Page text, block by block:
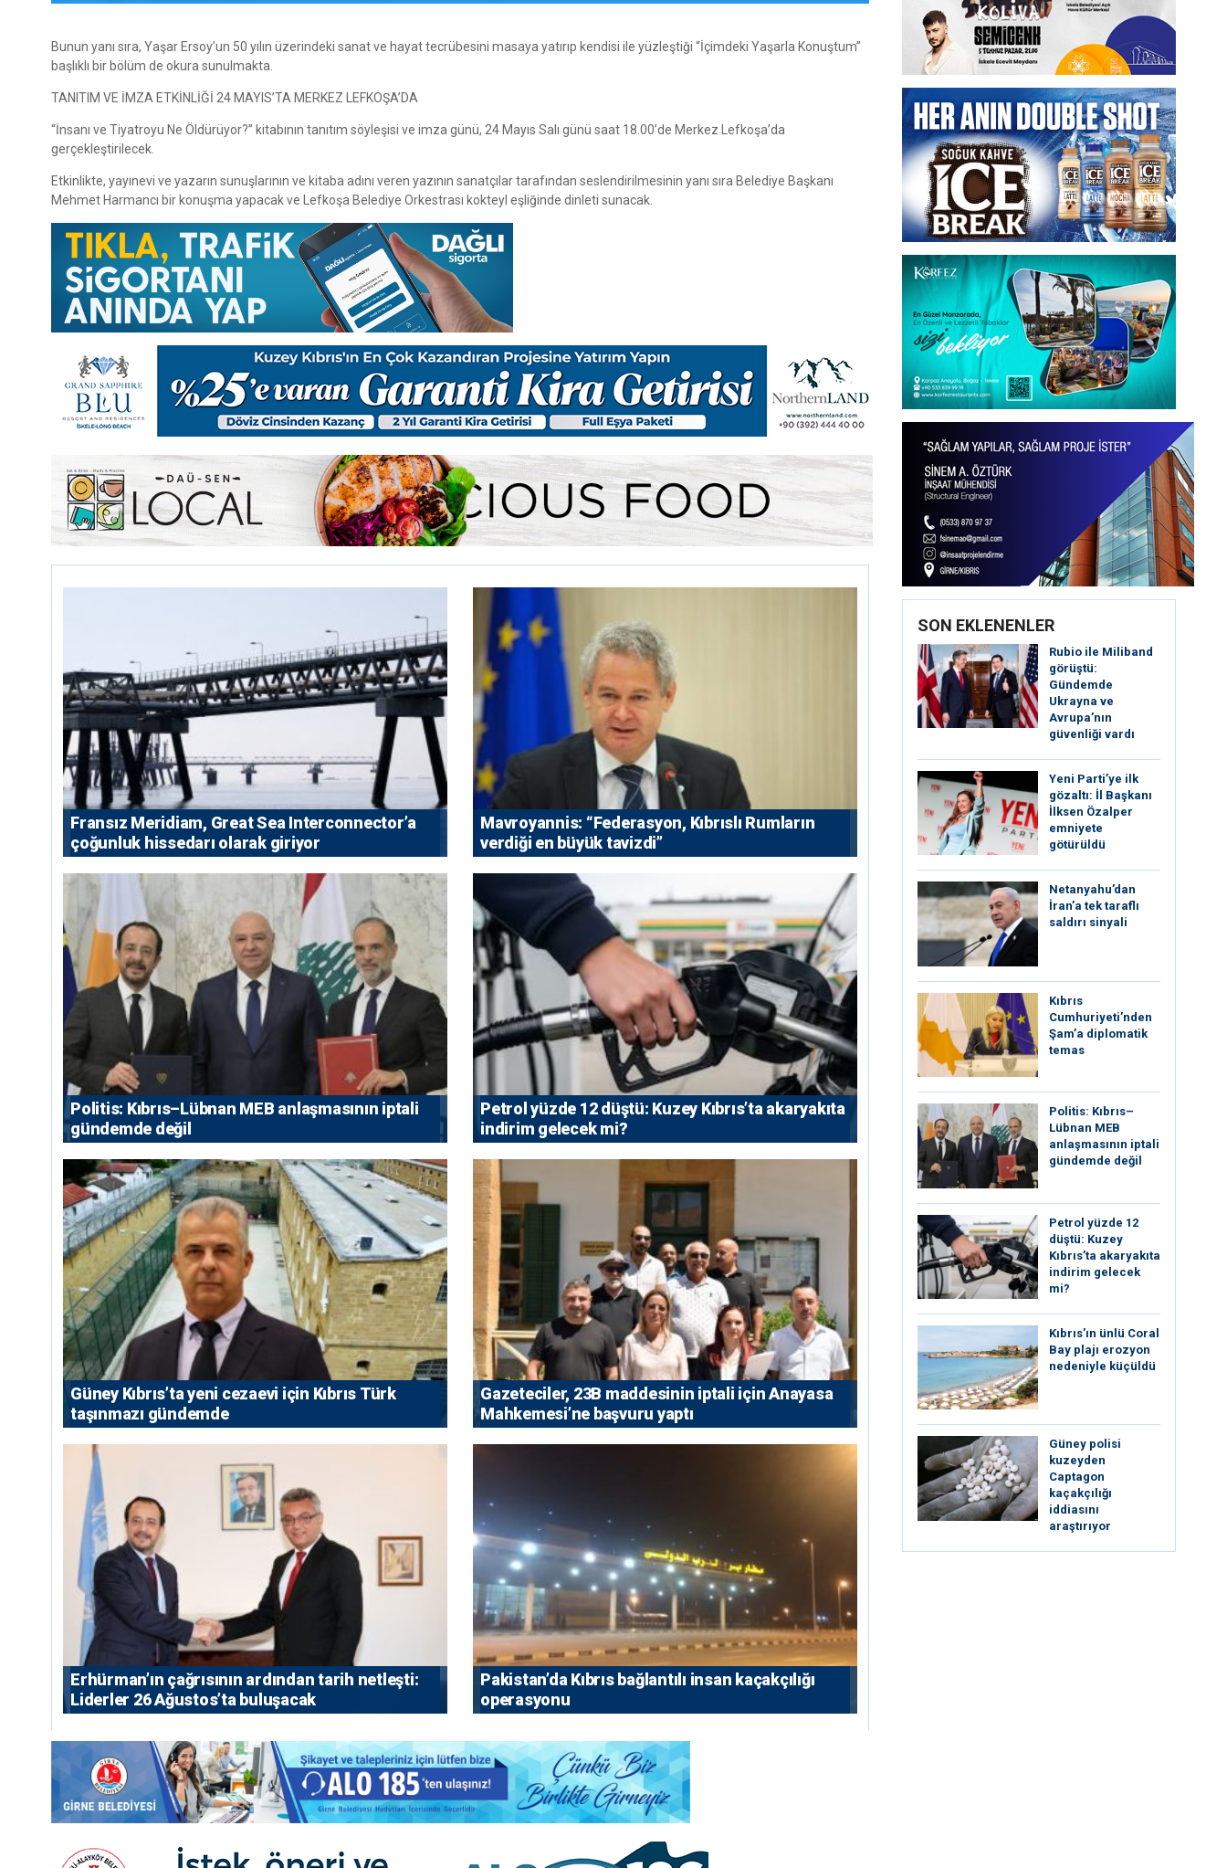
Bunun yanı sıra, Yaşar Ersoy’un 50 yılın üzerindeki sanat ve hayat tecrübesini masaya yatırıp kendisi ile yüzleştiği “İçimdeki Yaşarla Konuştum”
başlıklı bir bölüm de okura sunulmakta.
TANITIM VE İMZA ETKİNLİĞİ 24 MAYIS’TA MERKEZ LEFKOŞA’DA
“İnsanı ve Tiyatroyu Ne Öldürüyor?” kitabının tanıtım söyleşisi ve imza günü, 24 Mayıs Salı günü saat 18.00’de Merkez Lefkoşa’da
gerçekleştirilecek.
Etkinlikte, yayınevi ve yazarın sunuşlarının ve kitaba adını veren yazının sanatçılar tarafından seslendirilmesinin yanı sıra Belediye Başkanı
Mehmet Harmancı bir konuşma yapacak ve Lefkoşa Belediye Orkestrası kokteyl eşliğinde dinleti sunacak.
Fransız Meridiam, Great Sea Interconnector’a
çoğunluk hissedarı olarak giriyor
Mavroyannis: “Federasyon, Kıbrıslı Rumların
verdiği en büyük tavizdi”
Politis: Kıbrıs–Lübnan MEB anlaşmasının iptali
gündemde değil
Petrol yüzde 12 düştü: Kuzey Kıbrıs’ta akaryakıta
indirim gelecek mi?
Güney Kıbrıs’ta yeni cezaevi için Kıbrıs Türk
taşınmazı gündemde
Gazeteciler, 23B maddesinin iptali için Anayasa
Mahkemesi’ne başvuru yaptı
Erhürman’ın çağrısının ardından tarih netleşti:
Liderler 26 Ağustos’ta buluşacak
Pakistan’da Kıbrıs bağlantılı insan kaçakçılığı
operasyonu
SON EKLENENLER
Rubio ile Miliband
görüştü:
Gündemde
Ukrayna ve
Avrupa’nın
güvenliği vardı
Yeni Parti’ye ilk
gözaltı: İl Başkanı
İlksen Özalper
emniyete
götürüldü
Netanyahu’dan
İran’a tek taraflı
saldırı sinyali
Kıbrıs
Cumhuriyeti’nden
Şam’a diplomatik
temas
Politis: Kıbrıs–
Lübnan MEB
anlaşmasının iptali
gündemde değil
Petrol yüzde 12
düştü: Kuzey
Kıbrıs’ta akaryakıta
indirim gelecek
mi?
Kıbrıs’ın ünlü Coral
Bay plajı erozyon
nedeniyle küçüldü
Güney polisi
kuzeyden
Captagon
kaçakçılığı
iddiasını
araştırıyor